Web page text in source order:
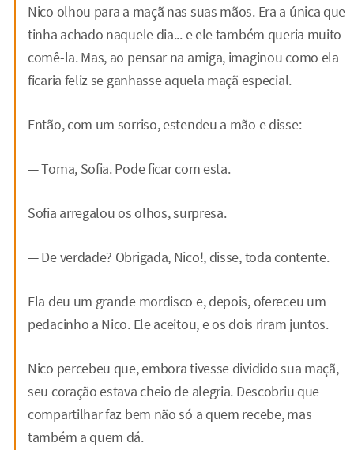
Nico olhou para a maçã nas suas mãos. Era a única que
tinha achado naquele dia... e ele também queria muito
comê-la. Mas, ao pensar na amiga, imaginou como ela
ficaria feliz se ganhasse aquela maçã especial.
Então, com um sorriso, estendeu a mão e disse:
— Toma, Sofia. Pode ficar com esta.
Sofia arregalou os olhos, surpresa.
— De verdade? Obrigada, Nico!, disse, toda contente.
Ela deu um grande mordisco e, depois, ofereceu um
pedacinho a Nico. Ele aceitou, e os dois riram juntos.
Nico percebeu que, embora tivesse dividido sua maçã,
seu coração estava cheio de alegria. Descobriu que
compartilhar faz bem não só a quem recebe, mas
também a quem dá.